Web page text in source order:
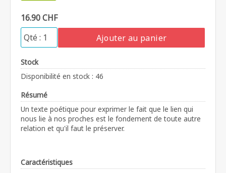
16.90 CHF
Ajouter au panier
Stock
Disponibilité en stock : 46
Résumé
Un texte poétique pour exprimer le fait que le lien qui
nous lie à nos proches est le fondement de toute autre
relation et qu'il faut le préserver.
Caractéristiques